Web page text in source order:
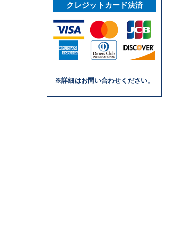
クレジットカード決済
※詳細はお問い合わせください。